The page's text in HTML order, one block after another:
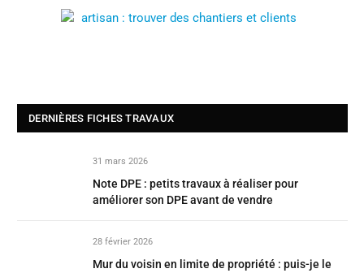
DERNIÈRES FICHES TRAVAUX
31 mars 2026
Note DPE : petits travaux à réaliser pour
améliorer son DPE avant de vendre
28 février 2026
Mur du voisin en limite de propriété : puis-je le